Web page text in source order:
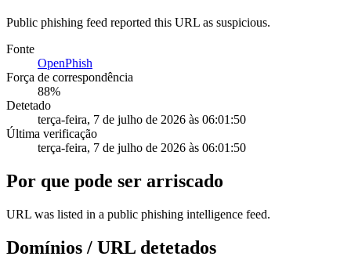
Public phishing feed reported this URL as suspicious.
Fonte
OpenPhish
Força de correspondência
88%
Detetado
terça-feira, 7 de julho de 2026 às 06:01:50
Última verificação
terça-feira, 7 de julho de 2026 às 06:01:50
Por que pode ser arriscado
URL was listed in a public phishing intelligence feed.
Domínios / URL detetados